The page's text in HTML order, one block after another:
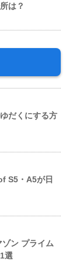
は？
だくにする方
S5・A5が日
ゾン プライム
選